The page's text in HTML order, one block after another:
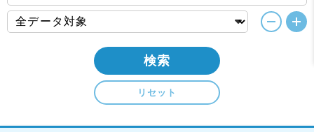
検索
リセット